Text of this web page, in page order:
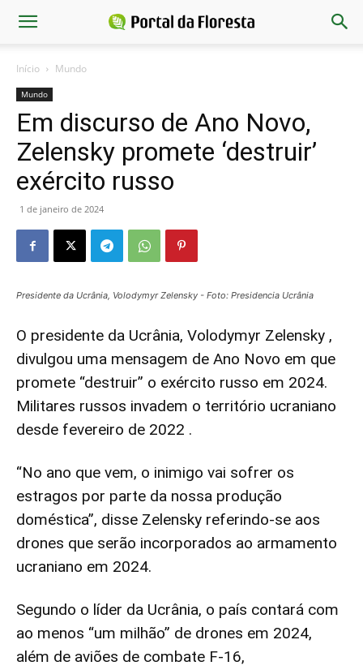
Início Mundo
Mundo
Em discurso de Ano Novo,
Zelensky promete ‘destruir’
exército russo
1 de janeiro de 2024
Presidente da Ucrânia, Volodymyr Zelensky - Foto: Presidencia Ucrânia
O presidente da Ucrânia, Volodymyr Zelensky ,
divulgou uma mensagem de Ano Novo em que
promete “destruir” o exército russo em 2024.
Militares russos invadem o território ucraniano
desde fevereiro de 2022 .
“No ano que vem, o inimigo vai sofrer os
estragos por parte da nossa produção
doméstica”, disse Zelensky referindo-se aos
drones que serão incorporados ao armamento
ucraniano em 2024.
Segundo o líder da Ucrânia, o país contará com
ao menos “um milhão” de drones em 2024,
além de aviões de combate F-16,